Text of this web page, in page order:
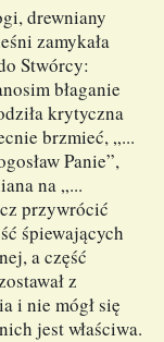
drewniany
zamykała
Stwórcy:
błaganie
krytyczna
brzmieć, „...
Panie”,
na „...
przywrócić
śpiewających
a część
z
i nie mógł się
jest właściwa.